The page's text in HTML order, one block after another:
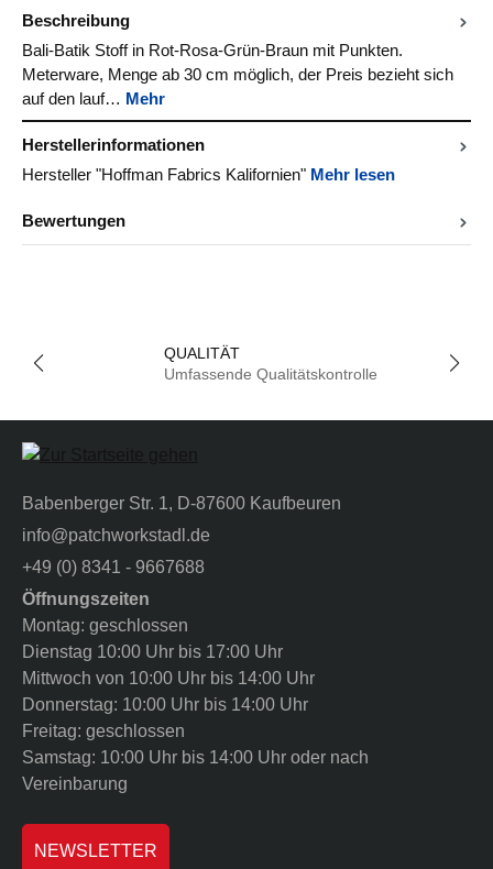
Beschreibung
Bali-Batik Stoff in Rot-Rosa-Grün-Braun mit Punkten.
Meterware, Menge ab 30 cm möglich, der Preis bezieht sich
auf den lauf… Mehr
Herstellerinformationen
Hersteller "Hoffman Fabrics Kalifornien" Mehr lesen
Bewertungen
QUALITÄT
Umfassende Qualitätskontrolle
Babenberger Str. 1, D-87600 Kaufbeuren
info@patchworkstadl.de
+49 (0) 8341 - 9667688
Öffnungszeiten
Montag: geschlossen
Dienstag 10:00 Uhr bis 17:00 Uhr
Mittwoch von 10:00 Uhr bis 14:00 Uhr
Donnerstag: 10:00 Uhr bis 14:00 Uhr
Freitag: geschlossen
Samstag: 10:00 Uhr bis 14:00 Uhr oder nach
Vereinbarung
NEWSLETTER